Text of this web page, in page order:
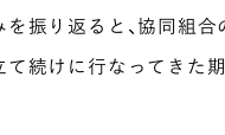
振り返ると、協同組
て続けに行なってきた